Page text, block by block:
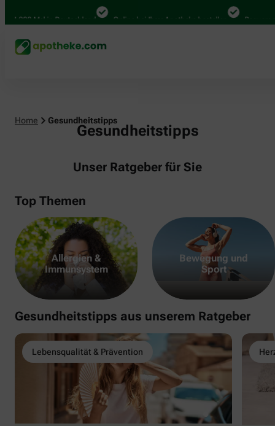
Mal in Deutschland Online bei Ihrer Apotheke bestellen Bequem
Home Gesundheitstipps
Gesundheitstipps
Unser Ratgeber für Sie
Top Themen
Allergien &
Immunsystem
Bewegung und
Sport
Gesundheitstipps aus unserem Ratgeber
Lebensqualität & Prävention